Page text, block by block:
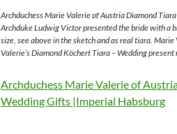
Archduchess Marie Valerie of Austria Diamond
Archduke Ludwig Victor presented the bride with a
size, see above in the sketch and as real tiara.
Valerie’s Diamond Köchert Tiara – Wedding
Archduchess Marie Valerie of
Wedding Gifts |Imperial Habsburg